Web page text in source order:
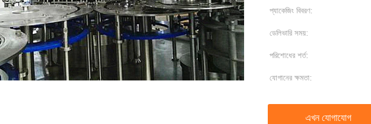
প্যাকেজিং বিবরণ:
ডেলিভারি সময়:
পরিশোধের শর্ত:
যোগানের ক্ষমতা:
এখন যোগাযোগ